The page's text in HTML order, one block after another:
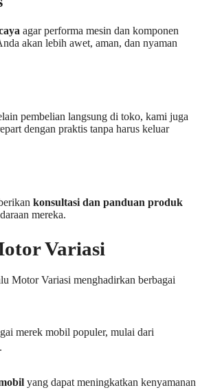
agar performa mesin dan komponen
akan lebih awet, aman, dan nyaman
pembelian langsung di toko, kami juga
dengan praktis tanpa harus keluar
konsultasi dan panduan produk
mereka.
Variasi
Motor Variasi menghadirkan berbagai
merek mobil populer, mulai dari
yang dapat meningkatkan kenyamanan